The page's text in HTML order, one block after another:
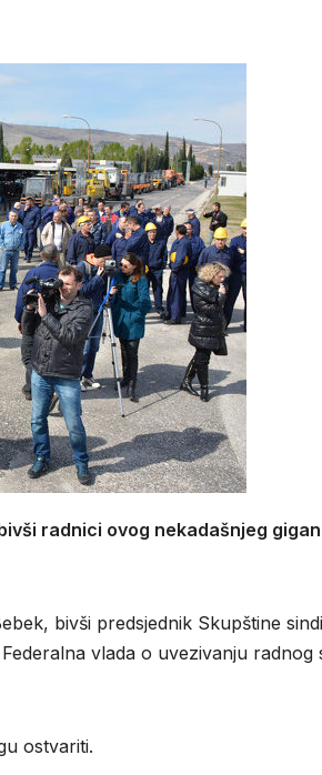
radnici ovog nekadašnjeg
bivši predsjednik Skupštine
vlada o uvezivanju radnog
ostvariti.